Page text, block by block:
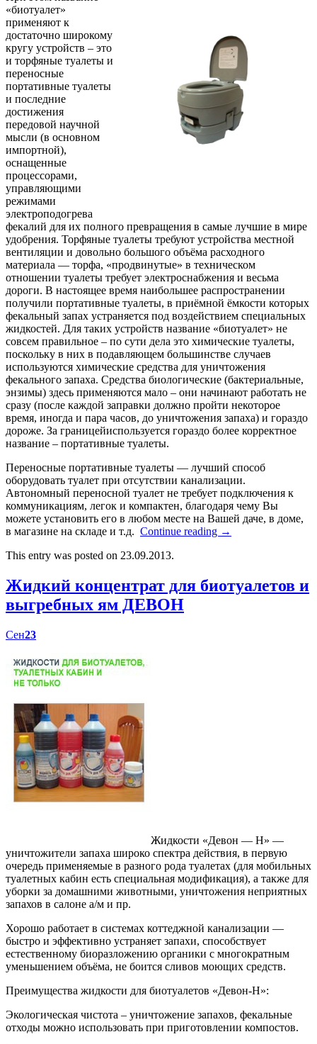
«биотуалет»
применяют к
достаточно широкому
кругу устройств – это
и торфяные туалеты и
переносные
портативные туалеты
и последние
достижения
передовой научной
мысли (в основном
импортной),
оснащенные
процессорами,
управляющими
режимами
электроподогрева
фекалий для их полного превращения в самые лучшие в мире
удобрения. Торфяные туалеты требуют устройства местной
вентиляции и довольно большого объёма расходного
материала — торфа, «продвинутые» в техническом
отношении туалеты требует электроснабжения и весьма
дороги. В настоящее время наибольшее распространении
получили портативные туалеты, в приёмной ёмкости которых
фекальный запах устраняется под воздействием специальных
жидкостей. Для таких устройств название «биотуалет» не
совсем правильное – по сути дела это химические туалеты,
поскольку в них в подавляющем большинстве случаев
используются химические средства для уничтожения
фекального запаха. Средства биологические (бактериальные,
энзимы) здесь применяются мало – они начинают работать не
сразу (после каждой заправки должно пройти некоторое
время, иногда и пара часов, до уничтожения запаха) и гораздо
дороже. За границейиспользуется гораздо более корректное
название – портативные туалеты.
Переносные портативные туалеты — лучший способ
оборудовать туалет при отсутствии канализации.
Автономный переносной туалет не требует подключения к
коммуникациям, легок и компактен, благодаря чему Вы
можете установить его в любом месте на Вашей даче, в доме,
в магазине на складе и т.д. Continue reading →
This entry was posted on 23.09.2013.
Жидкий концентрат для биотуалетов и
выгребных ям ДЕВОН
Сен23
Жидкости «Девон — Н» —
уничтожители запаха широко спектра действия, в первую
очередь применяемые в разного рода туалетах (для мобильных
туалетных кабин есть специальная модификация), а также для
уборки за домашними животными, уничтожения неприятных
запахов в салоне а/м и пр.
Хорошо работает в системах коттеджной канализации —
быстро и эффективно устраняет запахи, способствует
естественному биоразложению органики с многократным
уменьшением объёма, не боится сливов моющих средств.
Преимущества жидкости для биотуалетов «Девон-Н»:
Экологическая чистота – уничтожение запахов, фекальные
отходы можно использовать при приготовлении компостов.